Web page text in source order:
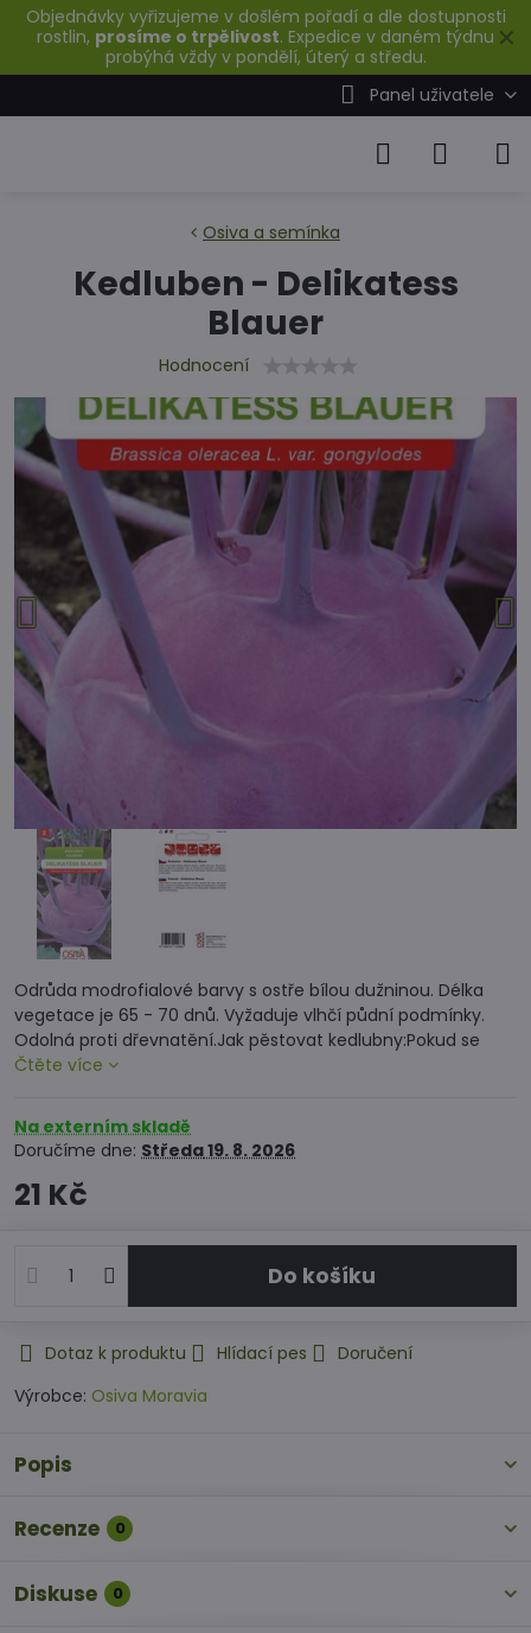
✕
Objednávky vyřizujeme v došlém pořadí a dle dostupnosti
rostlin, prosíme o trpělivost. Expedice v daném týdnu
probýhá vždy v pondělí, úterý a středu.
Panel uživatele
Osiva a semínka
Kedluben - Delikatess
Blauer
Hodnocení
Odrůda modrofialové barvy s ostře bílou dužninou. Délka
vegetace je 65 - 70 dnů. Vyžaduje vlhčí půdní podmínky.
Odolná proti dřevnatění.Jak pěstovat kedlubny:Pokud se
Čtěte více
Na externím skladě
Doručíme dne: Středa19. 8. 2026
21 Kč
Do košíku
Dotaz k produktu Hlídací pes
Doručení
Výrobce: Osiva Moravia
Popis
Recenze 0
Diskuse 0